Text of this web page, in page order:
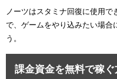
ノーツはスタミナ回復に使用
で、ゲームをやり込みたい場合
う。
課金資金を無料で稼ぐ